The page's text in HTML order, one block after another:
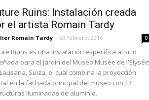
Ruins: Instalación creada
el artista Romain Tardy
Romain Tardy - 23 febrero, 2016 0
Ruins es una instalación específica al sitio
para el jardín del Museo Musée de l'Elysée
Suiza, el cual combina la proyección
en la fachada principal del museo con 12
iluminadas de aluminio.